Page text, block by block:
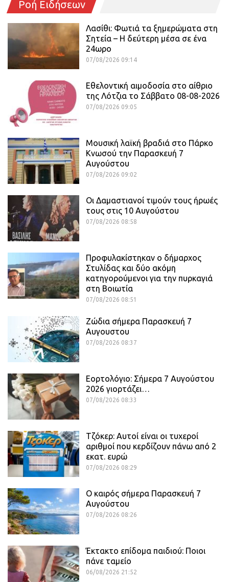
Ροή Ειδήσεων
Λασίθι: Φωτιά τα ξημερώματα στη
Σητεία – Η δεύτερη μέσα σε ένα
24ωρο
07/08/2026 09:14
Εθελοντική αιμοδοσία στο αίθριο
της Λότζια το Σάββατο 08-08-2026
07/08/2026 09:05
Μουσική λαϊκή βραδιά στο Πάρκο
Κνωσού την Παρασκευή 7
Αυγούστου
07/08/2026 09:02
Οι Δαμαστιανοί τιμούν τους ήρωές
τους στις 10 Αυγούστου
07/08/2026 08:58
Προφυλακίστηκαν ο δήμαρχος
Στυλίδας και δύο ακόμη
κατηγορούμενοι για την πυρκαγιά
στη Βοιωτία
07/08/2026 08:51
Ζώδια σήμερα Παρασκευή 7
Αυγουστου
07/08/2026 08:37
Εορτολόγιο: Σήμερα 7 Αυγούστου
2026 γιορτάζει…
07/08/2026 08:33
Τζόκερ: Αυτοί είναι οι τυχεροί
αριθμοί που κερδίζουν πάνω από 2
εκατ. ευρώ
07/08/2026 08:29
Ο καιρός σήμερα Παρασκευή 7
Αυγούστου
07/08/2026 08:26
Έκτακτο επίδομα παιδιού: Ποιοι
πάνε ταμείο
06/08/2026 21:52